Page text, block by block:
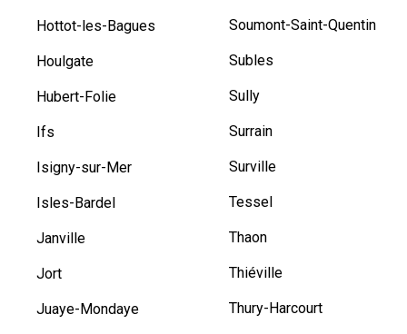
Hottot-les-Bagues
Houlgate
Hubert-Folie
Ifs
Isigny-sur-Mer
Isles-Bardel
Janville
Jort
Juaye-Mondaye
Soumont-Saint-Quentin
Subles
Sully
Surrain
Surville
Tessel
Thaon
Thiéville
Thury-Harcourt